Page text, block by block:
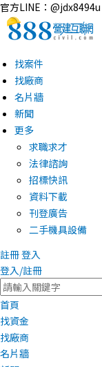
官方LINE：@jdx8494u
找案件
找廠商
名片牆
新聞
更多
求職求才
法律諮詢
招標快訊
資料下載
刊登廣告
二手機具設備
註冊登入
登入/註冊
首頁
找資金
找廠商
名片牆